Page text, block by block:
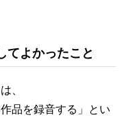
てよかったこと
、
品を録音する」とい